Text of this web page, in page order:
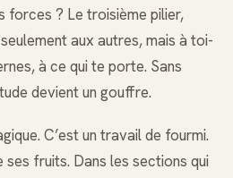
forces ? Le troisième pilier,
aux autres, mais à toi-
à ce qui te porte. Sans
devient un gouffre.
C’est un travail de fourmi.
fruits. Dans les sections qui